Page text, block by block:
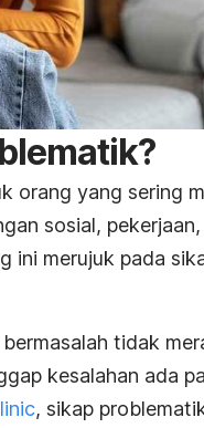
orang yang sering
sosial,
ini merujuk pada
tidak
kesalahan ada
, sikap